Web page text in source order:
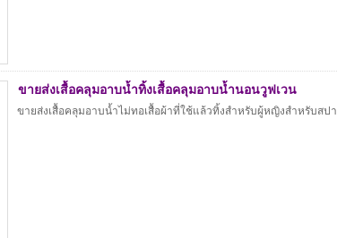
ขายส่งเสื้อคลุมอาบน้ำทิ้งเสื้อคลุมอาบน้ำนอนวูฟเวน
ขายส่งเสื้อคลุมอาบน้ำไม่ทอเสื้อผ้าที่ใช้แล้วทิ้งสำหรับผู้หญิงสำหรับสปา